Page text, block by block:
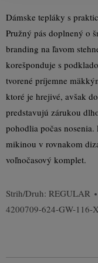
Dámske tepláky s
Pružný pás doplnený o
branding na ľavom
korešponduje s
tvorené príjemne
ktoré je hrejivé, avšak
predstavujú zárukou
pohodlia počas
mikinou v rovnakom
voľnočasový komplet.
Strih/Druh: REGULAR
4200709-624-GW-116-